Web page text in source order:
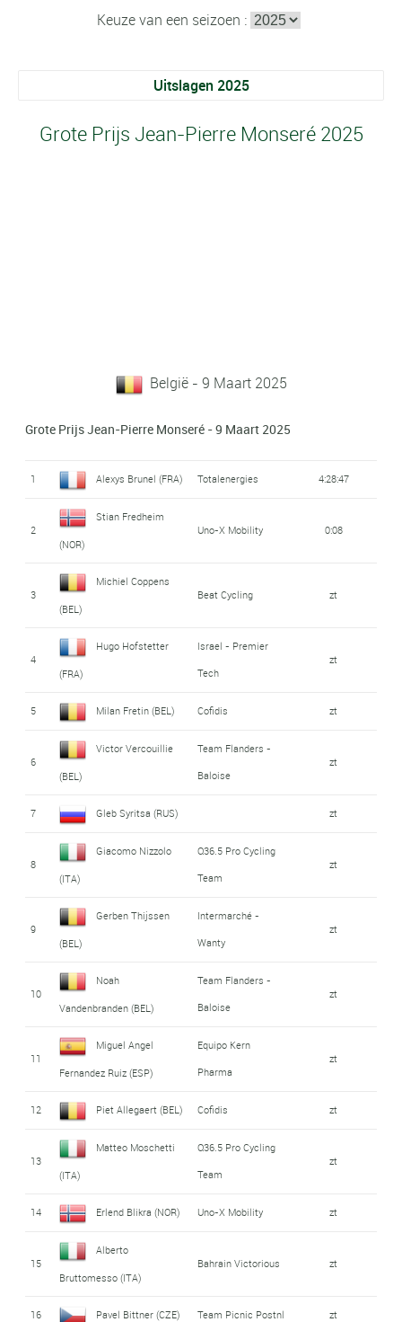
Keuze van een seizoen :
Uitslagen 2025
Grote Prijs Jean-Pierre Monseré 2025
België - 9 Maart 2025
Grote Prijs Jean-Pierre Monseré - 9 Maart 2025
1 Alexys Brunel (FRA) Totalenergies 4:28:47
2
Stian Fredheim
(NOR)
Uno-X Mobility 0:08
3
Michiel Coppens
(BEL)
Beat Cycling zt
4
Hugo Hofstetter
(FRA)
Israel - Premier
Tech
zt
5 Milan Fretin (BEL) Cofidis zt
6
Victor Vercouillie
(BEL)
Team Flanders -
Baloise
zt
7 Gleb Syritsa (RUS) zt
8
Giacomo Nizzolo
(ITA)
Q36.5 Pro Cycling
Team
zt
9
Gerben Thijssen
(BEL)
Intermarché -
Wanty
zt
10
Noah
Vandenbranden (BEL)
Team Flanders -
Baloise
zt
11
Miguel Angel
Fernandez Ruiz (ESP)
Equipo Kern
Pharma
zt
12 Piet Allegaert (BEL) Cofidis zt
13
Matteo Moschetti
(ITA)
Q36.5 Pro Cycling
Team
zt
14 Erlend Blikra (NOR) Uno-X Mobility zt
15
Alberto
Bruttomesso (ITA)
Bahrain Victorious zt
16 Pavel Bittner (CZE) Team Picnic Postnl zt